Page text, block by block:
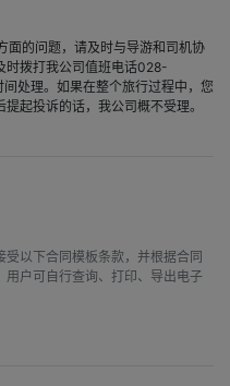
面的问题，请及时与导游和司机协
时拨打我公司值班电话028-
处理。如果在整个旅行过程中，您
起投诉的话，我公司概不受理。
以下合同模板条款，并根据合同
户可自行查询、打印、导出电子